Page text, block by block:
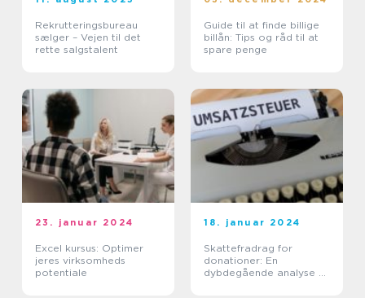
Rekrutteringsbureau
sælger – Vejen til det
rette salgstalent
Guide til at finde billige
billån: Tips og råd til at
spare penge
23. januar 2024
Excel kursus: Optimer
jeres virksomheds
potentiale
18. januar 2024
Skattefradrag for
donationer: En
dybdegående analyse af